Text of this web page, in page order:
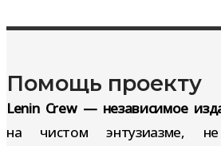
Помощь проекту
Lenin Crew — независимое
на чистом энтузиазме,